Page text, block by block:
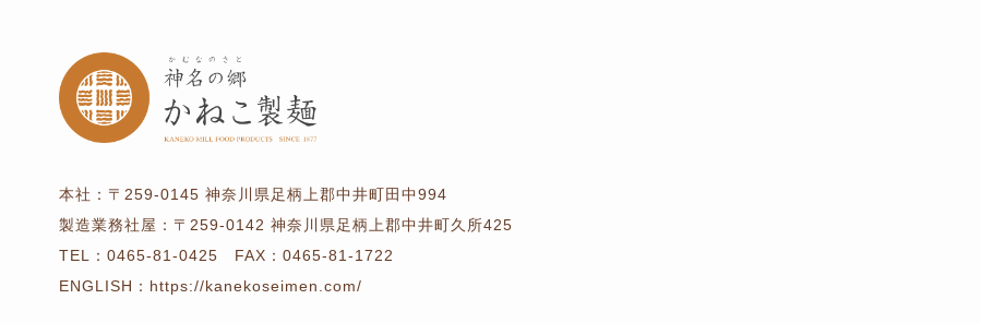
本社： 〒259-0145 神奈川県足柄上郡中井町田中994
製造業務社屋： 〒259-0142 神奈川県足柄上郡中井町久所425
TEL： 0465-81-0425 FAX：0465-81-1722
ENGLISH： https://kanekoseimen.com/